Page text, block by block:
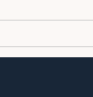
addition (hydrering,
regel.
og